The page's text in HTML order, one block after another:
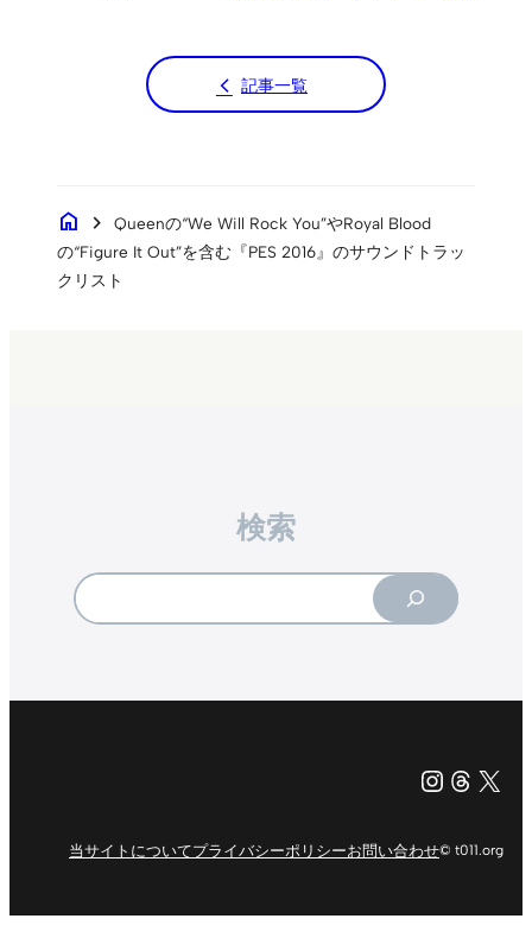
記事一覧
home chevron_right
Queenの“We Will Rock You”やRoyal Blood
の“Figure It Out”を含む『PES 2016』のサウンドトラッ
クリスト
検索
X（旧
当サイトについてプライバシーポリシーお問い合わせ© t011.org